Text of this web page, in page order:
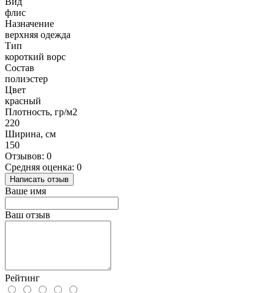
флис
Назначение
верхняя одежда
Тип
короткий ворс
Состав
полиэстер
Цвет
красный
Плотность, гр/м2
220
Ширина, см
150
Отзывов: 0
Средняя оценка: 0
Написать отзыв
Ваше имя
Ваш отзыв
Рейтинг